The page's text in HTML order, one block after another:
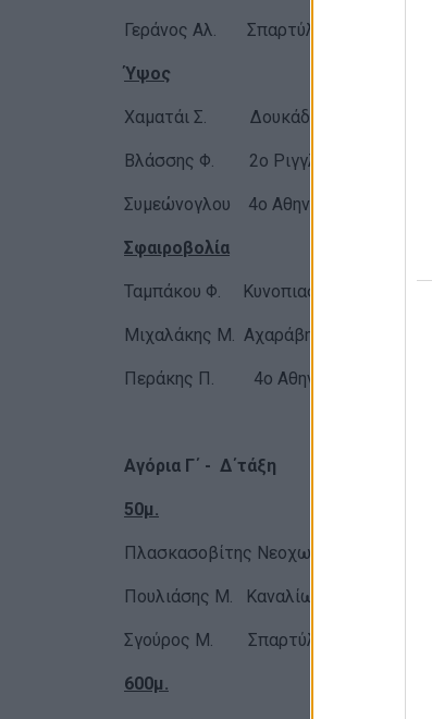
Γεράνος Αλ. Σπαρτύλα 4.27μ.
Ύψος
Χαματάι Σ. Δουκάδων 1,35μ.
Βλάσσης Φ. 2ο Ριγγλάδων 1,30μ.
Συμεώνογλου 4ο Αθηναγ. 1.05μ.
Σφαιροβολία
Ταμπάκου Φ. Κυνοπιαστών 11.40
Μιχαλάκης Μ. Αχαράβης 8.45
Περάκης Π. 4ο Αθηναγ. 8.12
Αγόρια Γ΄ - Δ΄τάξη
50μ.
Πλασκασοβίτης Νεοχωρίου 8.16
Πουλιάσης Μ. Καναλίων 8.17
Σγούρος Μ. Σπαρτύλα 8.25
600μ.